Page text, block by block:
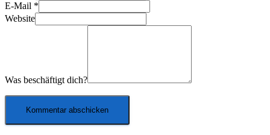
E-Mail *
Website
Was beschäftigt dich?